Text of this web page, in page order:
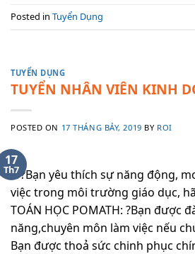
Posted in Tuyển Dụng
TUYỂN DỤNG
TUYỂN NHÂN VIÊN KINH
POSTED ON 17 THÁNG BẢY, 2019 BY ROI
17
Th7???Bạn yêu thích sự năng động,
việc trong môi trường giáo dục,
TOÁN HỌC POMATH: ?Bạn được
năng,chuyên môn làm việc nếu
Bạn được thoả sức chinh phục